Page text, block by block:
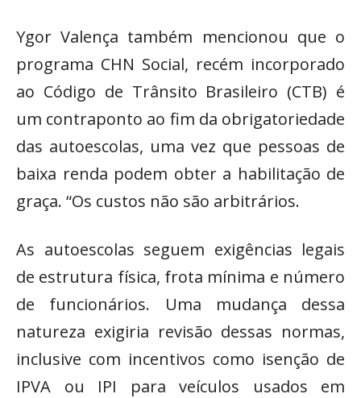
Ygor Valença também mencionou que o
programa CHN Social, recém incorporado
ao Código de Trânsito Brasileiro (CTB) é
um contraponto ao fim da obrigatoriedade
das autoescolas, uma vez que pessoas de
baixa renda podem obter a habilitação de
graça. “Os custos não são arbitrários.
As autoescolas seguem exigências legais
de estrutura física, frota mínima e número
de funcionários. Uma mudança dessa
natureza exigiria revisão dessas normas,
inclusive com incentivos como isenção de
IPVA ou IPI para veículos usados em